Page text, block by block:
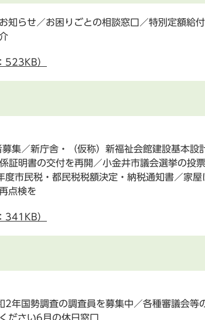
知らせ／お困りごとの相談窓口／特別定額給
523KB）
集／新庁舎・（仮称）新福祉会館建設基本
証明書の交付を再開／小金井市議会選挙の投
度市民税・都民税税額決定・納税通知書／家
点検を
341KB）
2年国勢調査の調査員を募集中／各種審議会
ださい6月の休日窓口